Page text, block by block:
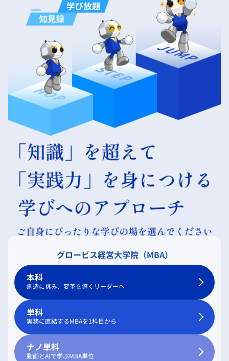
グロービス経営大学院（MBA）
本科
創造に挑み、変革を導くリーダーへ
単科
実務に直結するMBAを1科目から
ナノ単科
動画とAIで学ぶMBA単位